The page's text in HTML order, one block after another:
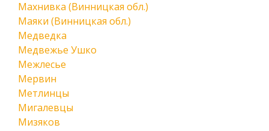
Махнивка (Винницкая обл.)
Маяки (Винницкая обл.)
Медведка
Медвежье Ушко
Межлесье
Мервин
Метлинцы
Мигалевцы
Мизяков